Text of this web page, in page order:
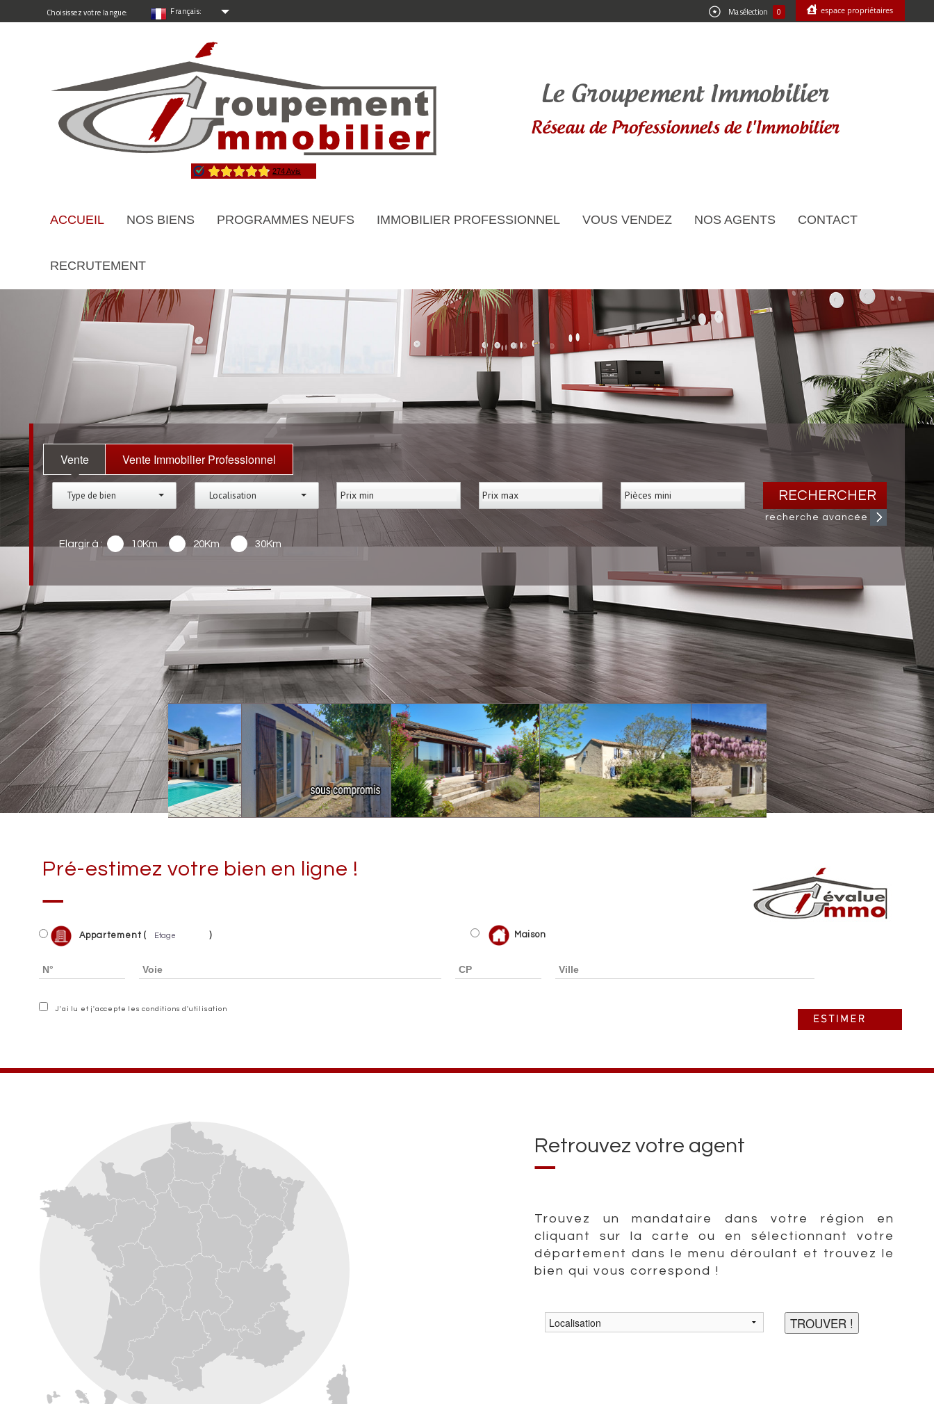
Choisissez votre langue: Français: Ma sélection 0 espace propriétaires
ACCUEIL NOS BIENS PROGRAMMES NEUFS IMMOBILIER PROFESSIONNEL VOUS VENDEZ NOS AGENTS CONTACT
RECRUTEMENT
Vente Vente Immobilier Professionnel
Type de bien Localisation RECHERCHER
recherche avancée
Elargir à : 10Km 20Km 30Km
Pré-estimez votre bien en ligne !
Appartement ( ) Maison
J'ai lu et j'accepte les conditions d'utilisation
Retrouvez votre agent
Trouvez un mandataire dans votre région en
cliquant sur la carte ou en sélectionnant votre
département dans le menu déroulant et trouvez le
bien qui vous correspond !